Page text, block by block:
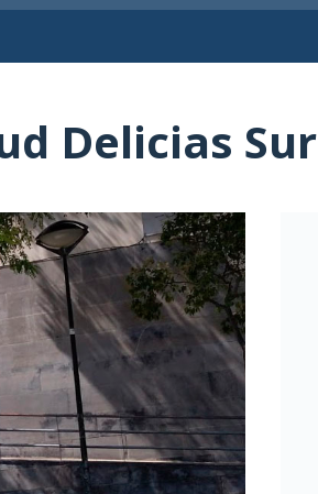
Delicias Sur